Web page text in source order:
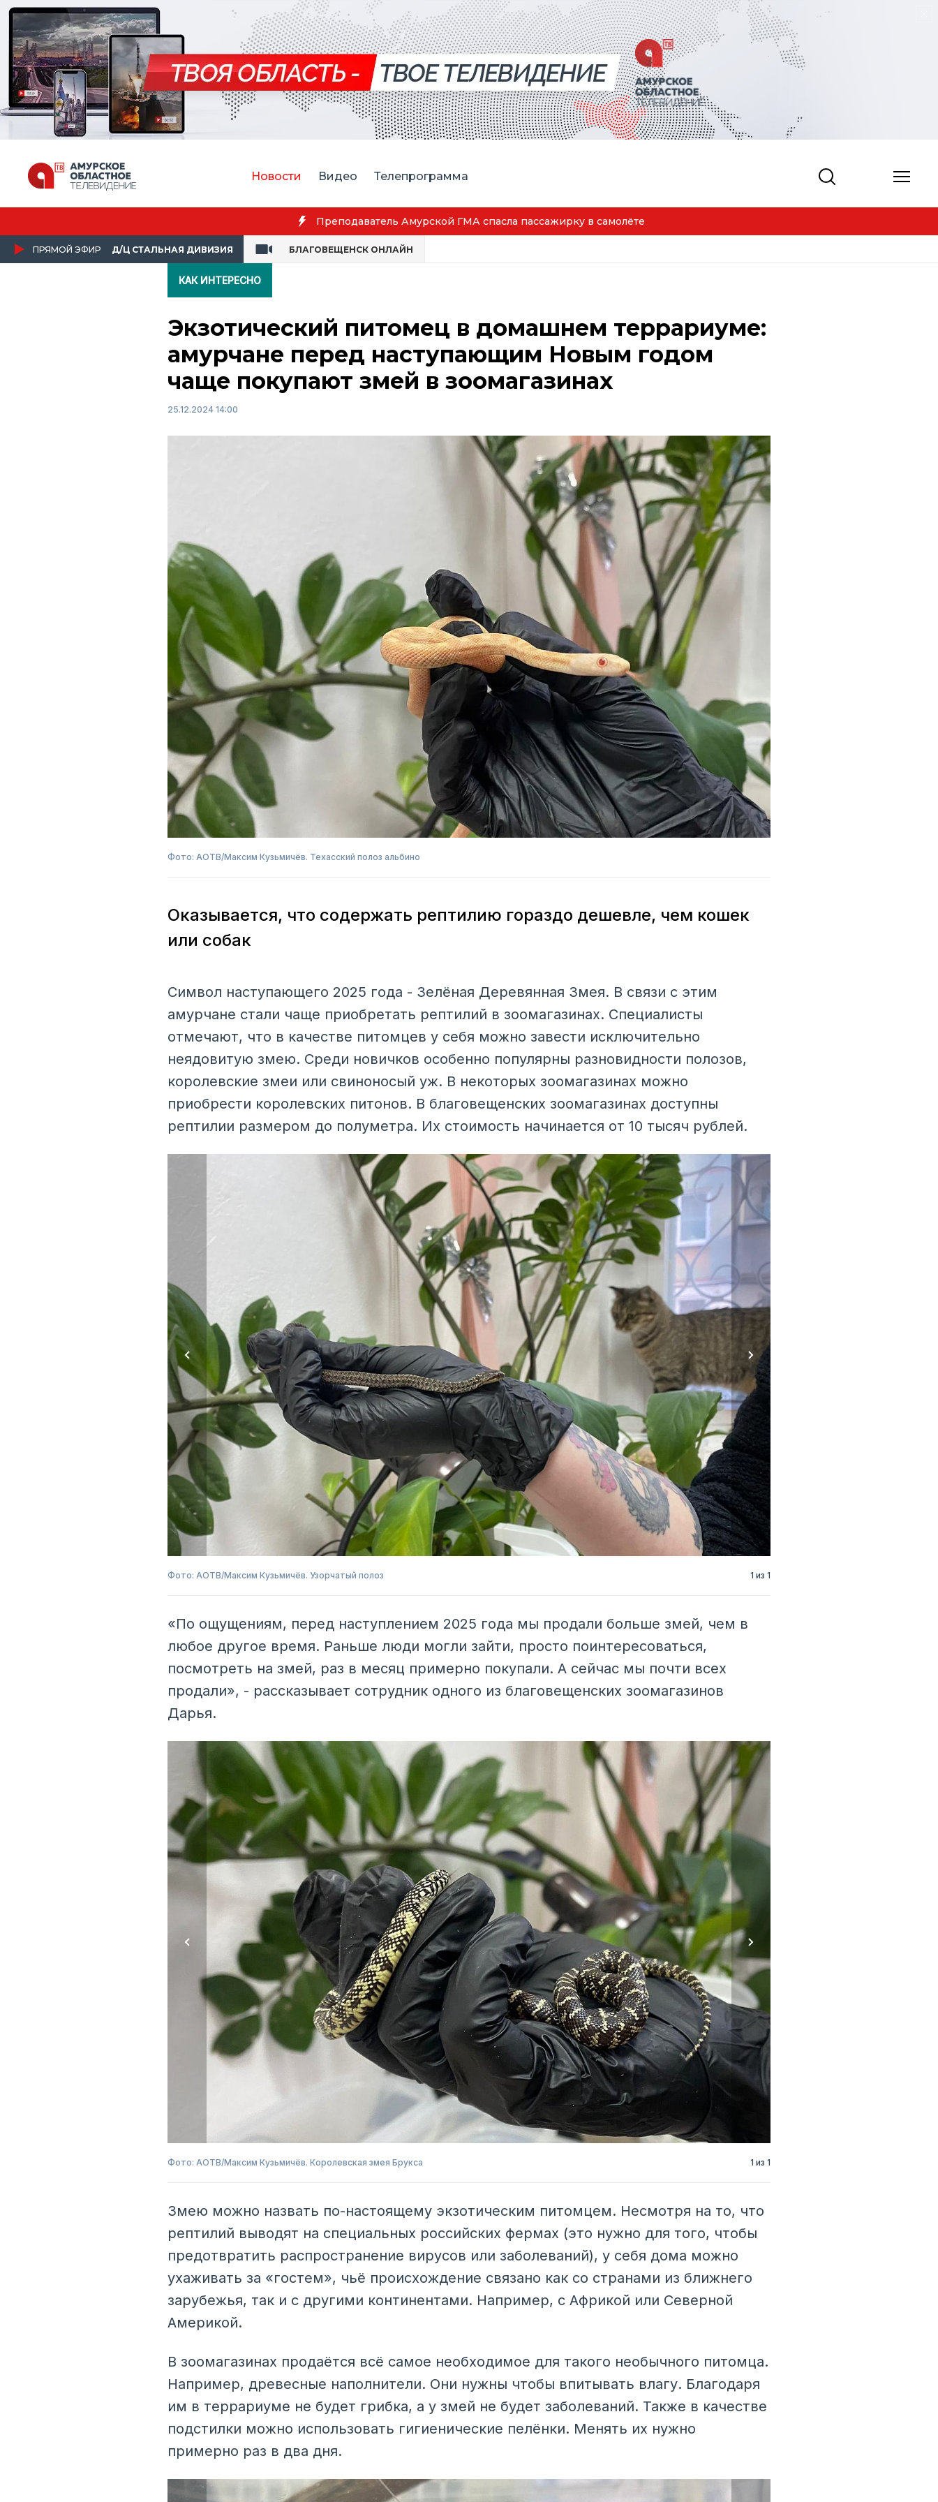
Новости Видео Телепрограмма
Амурская спортсменка выиграла первенство России по лёгкой атлетике
ПРЯМОЙ ЭФИР Д/Ц СТАЛЬНАЯ ДИВИЗИЯ БЛАГОВЕЩЕНСК ОНЛАЙН
КАК ИНТЕРЕСНО
Экзотический питомец в домашнем террариуме:
амурчане перед наступающим Новым годом
чаще покупают змей в зоомагазинах
25.12.2024 14:00
Фото: АОТВ/Максим Кузьмичёв. Техасский полоз альбино
Оказывается, что содержать рептилию гораздо дешевле, чем кошек
или собак
Символ наступающего 2025 года - Зелёная Деревянная Змея. В связи с этим
амурчане стали чаще приобретать рептилий в зоомагазинах. Специалисты
отмечают, что в качестве питомцев у себя можно завести исключительно
неядовитую змею. Среди новичков особенно популярны разновидности полозов,
королевские змеи или свиноносый уж. В некоторых зоомагазинах можно
приобрести королевских питонов. В благовещенских зоомагазинах доступны
рептилии размером до полуметра. Их стоимость начинается от 10 тысяч рублей.
Фото: АОТВ/Максим Кузьмичёв. Узорчатый полоз 1 из 1
«По ощущениям, перед наступлением 2025 года мы продали больше змей, чем в
любое другое время. Раньше люди могли зайти, просто поинтересоваться,
посмотреть на змей, раз в месяц примерно покупали. А сейчас мы почти всех
продали», - рассказывает сотрудник одного из благовещенских зоомагазинов
Дарья.
Фото: АОТВ/Максим Кузьмичёв. Королевская змея Брукса 1 из 1
Змею можно назвать по-настоящему экзотическим питомцем. Несмотря на то, что
рептилий выводят на специальных российских фермах (это нужно для того, чтобы
предотвратить распространение вирусов или заболеваний), у себя дома можно
ухаживать за «гостем», чьё происхождение связано как со странами из ближнего
зарубежья, так и с другими континентами. Например, с Африкой или Северной
Америкой.
В зоомагазинах продаётся всё самое необходимое для такого необычного питомца.
Например, древесные наполнители. Они нужны чтобы впитывать влагу. Благодаря
им в террариуме не будет грибка, а у змей не будет заболеваний. Также в качестве
подстилки можно использовать гигиенические пелёнки. Менять их нужно
примерно раз в два дня.